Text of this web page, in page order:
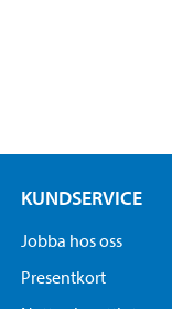
KUNDSERVICE
Jobba hos oss
Presentkort